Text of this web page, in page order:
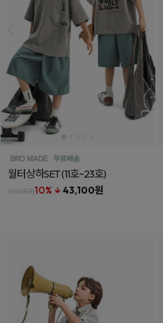
월터상하SET(11호~23호)
47,800원10% ↓ 43,100원